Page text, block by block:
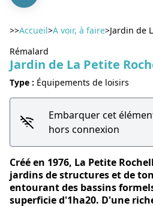
>>Accueil>A voir, à faire>Jardin de
Rémalard
Jardin de La Petite
Type : Équipements de loisirs
Embarquer cet
hors connexion
Créé en 1976, La Petite
jardins de structures et de
entourant des bassins
superficie d'1ha20. D'une